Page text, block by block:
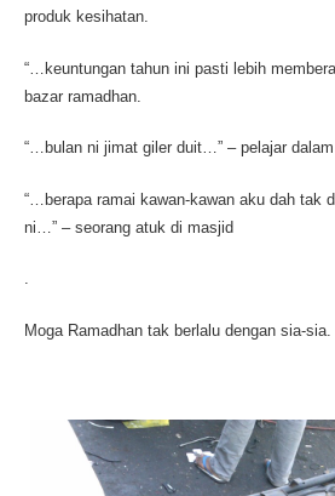
produk kesihatan.
“…keuntungan tahun ini pasti lebih
bazar ramadhan.
“…bulan ni jimat giler duit…” – pelajar
“…berapa ramai kawan-kawan aku dah tak
ni…” – seorang atuk di masjid
.
Moga Ramadhan tak berlalu dengan sia-